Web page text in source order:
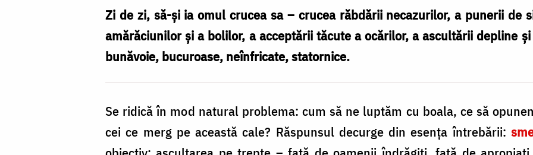
Zi de zi, să-și ia omul crucea sa – crucea răbdării necazurilor, a punerii de
amărăciunilor și a bolilor, a acceptării tăcute a ocărilor, a ascul­tării depline
bună­voie, bucuroase, neînfricate, statornice.
Se ridică în mod natural proble­ma: cum să ne luptăm cu boala, ce să
cei ce merg pe aceas­tă cale? Răspunsul decurge din esența întrebării: